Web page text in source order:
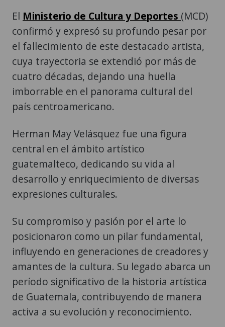
El Ministerio de Cultura y Deportes (MCD)
confirmó y expresó su profundo pesar por
el fallecimiento de este destacado artista,
cuya trayectoria se extendió por más de
cuatro décadas, dejando una huella
imborrable en el panorama cultural del
país centroamericano.
Herman May Velásquez fue una figura
central en el ámbito artístico
guatemalteco, dedicando su vida al
desarrollo y enriquecimiento de diversas
expresiones culturales.
Su compromiso y pasión por el arte lo
posicionaron como un pilar fundamental,
influyendo en generaciones de creadores y
amantes de la cultura. Su legado abarca un
período significativo de la historia artística
de Guatemala, contribuyendo de manera
activa a su evolución y reconocimiento.